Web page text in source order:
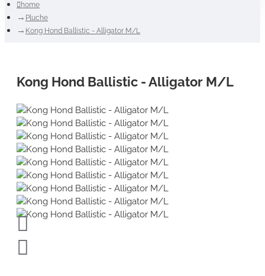
home
Pluche
Kong Hond Ballistic - Alligator M/L
Kong Hond Ballistic - Alligator M/L